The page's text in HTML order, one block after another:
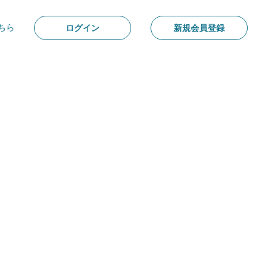
ら ログイン 新規会員登録